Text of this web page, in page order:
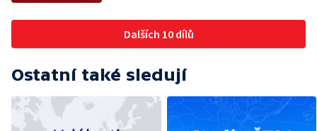
Dalších 10 dílů
Ostatní také sledují